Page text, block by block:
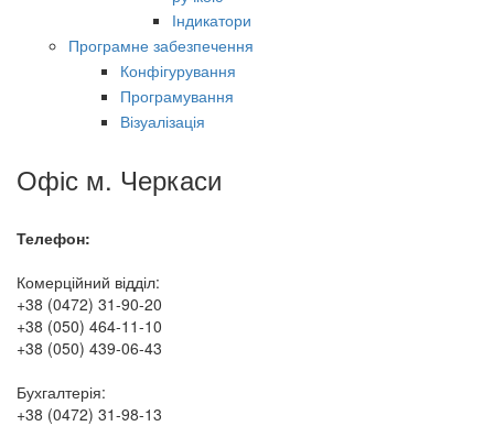
Індикатори
Програмне забезпечення
Конфігурування
Програмування
Візуалізація
Офіс м. Черкаси
Телефон:
Комерційний відділ:
+38 (0472) 31-90-20
+38 (050) 464-11-10
+38 (050) 439-06-43
Бухгалтерія:
+38 (0472) 31-98-13